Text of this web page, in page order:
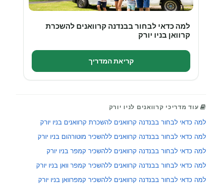
למה כדאי לבחור בבנדנה קרוואנים להשכרת
קרוואן בניו יורק
קריאת המדריך
עוד מדריכי קרוואנים לניו יורק
למה כדאי לבחור בבנדנה קרוואנים להשכרת קרוואנים בניו יורק
למה כדאי לבחור בבנדנה קרוואנים ללהשכיר מוטורהום בניו יורק
למה כדאי לבחור בבנדנה קרוואנים ללהשכיר קמפר בניו יורק
למה כדאי לבחור בבנדנה קרוואנים ללהשכיר קמפר וואן בניו יורק
למה כדאי לבחור בבנדנה קרוואנים ללהשכיר קמפרוואן בניו יורק